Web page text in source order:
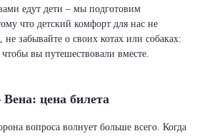
едут дети – мы подготовим
что детский комфорт для нас не
забывайте о своих котах или собаках:
вы путешествовали вместе.
Вена: цена билета
вопроса волнует больше всего. Когда